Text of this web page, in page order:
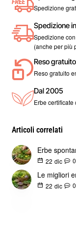
Spedizione
Spedizione
Spedizione
(anche per più
Reso gratuito
Reso gratuito
Dal 2005
Erbe certificate
Articoli correlati
22 dic 0
22 dic 0